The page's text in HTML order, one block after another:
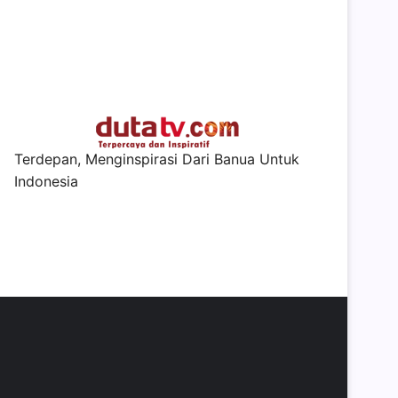
Terdepan, Menginspirasi Dari Banua Untuk
Indonesia